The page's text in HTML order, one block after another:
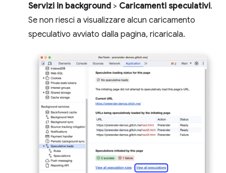
Servizi in background > Caricamenti speculativi.
Se non riesci a visualizzare alcun caricamento
speculativo avviato dalla pagina, ricaricala.